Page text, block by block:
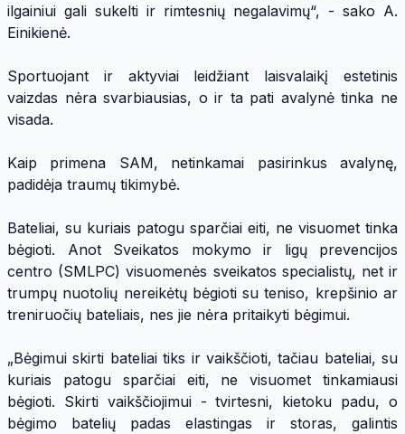
ilgainiui gali sukelti ir rimtesnių negalavimų“, - sako A.
Einikienė.
Sportuojant ir aktyviai leidžiant laisvalaikį estetinis
vaizdas nėra svarbiausias, o ir ta pati avalynė tinka ne
visada.
Kaip primena SAM, netinkamai pasirinkus avalynę,
padidėja traumų tikimybė.
Bateliai, su kuriais patogu sparčiai eiti, ne visuomet tinka
bėgioti. Anot Sveikatos mokymo ir ligų prevencijos
centro (SMLPC) visuomenės sveikatos specialistų, net ir
trumpų nuotolių nereikėtų bėgioti su teniso, krepšinio ar
treniruočių bateliais, nes jie nėra pritaikyti bėgimui.
„Bėgimui skirti bateliai tiks ir vaikščioti, tačiau bateliai, su
kuriais patogu sparčiai eiti, ne visuomet tinkamiausi
bėgioti. Skirti vaikščiojimui - tvirtesni, kietoku padu, o
bėgimo batelių padas elastingas ir storas, galintis